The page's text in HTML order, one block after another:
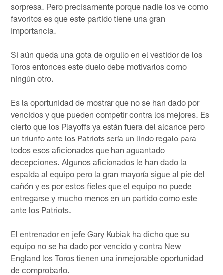
sorpresa. Pero precisamente porque nadie los ve como
favoritos es que este partido tiene una gran
importancia.
Si aún queda una gota de orgullo en el vestidor de los
Toros entonces este duelo debe motivarlos como
ningún otro.
Es la oportunidad de mostrar que no se han dado por
vencidos y que pueden competir contra los mejores. Es
cierto que los Playoffs ya están fuera del alcance pero
un triunfo ante los Patriots sería un lindo regalo para
todos esos aficionados que han aguantado
decepciones. Algunos aficionados le han dado la
espalda al equipo pero la gran mayoría sigue al pie del
cañón y es por estos fieles que el equipo no puede
entregarse y mucho menos en un partido como este
ante los Patriots.
El entrenador en jefe Gary Kubiak ha dicho que su
equipo no se ha dado por vencido y contra New
England los Toros tienen una inmejorable oportunidad
de comprobarlo.